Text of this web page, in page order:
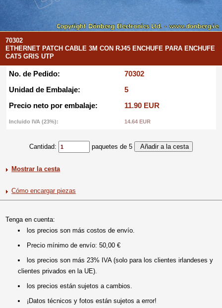
70302
ETHERNET PATCH CABLE 3M CON RJ45 ENCHUFE PARA ENCHUFE
CAT5 GRIS UTP
No. de Pedido:
70302
Unidad de Embalaje:
5
Precio neto por embalaje:
11.90 EUR
Incluido IVA (23%): 14.64 EUR
Cantidad: paquetes de 5
Mostrar la cesta
Cómo encargar piezas
Tenga en cuenta:
los precios son más costos de envío.
Precio mínimo de envío: 50,00 €
los precios son más 23% IVA (solo para los clientes irlandeses y
clientes privados en la UE).
los precios están sujetos a cambios.
¡Datos técnicos y fotos están sujetos a error!